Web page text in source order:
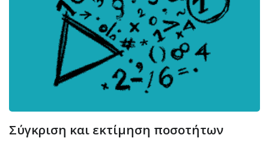
Σύγκριση και εκτίμηση ποσοτήτων